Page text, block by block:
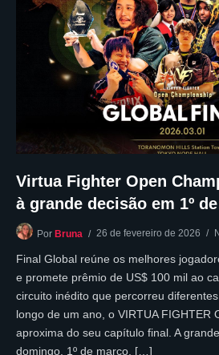
Virtua Fighter Open
à grande decisão em 1º
Por Bruna 26 de fevereiro de 2026
Final Global reúne os melhores
e promete prêmio de US$ 100 mil ao
circuito inédito que percorreu
longo de um ano, o VIRTUA FIGHTER
aproxima do seu capítulo final. A
domingo, 1º de março, […]